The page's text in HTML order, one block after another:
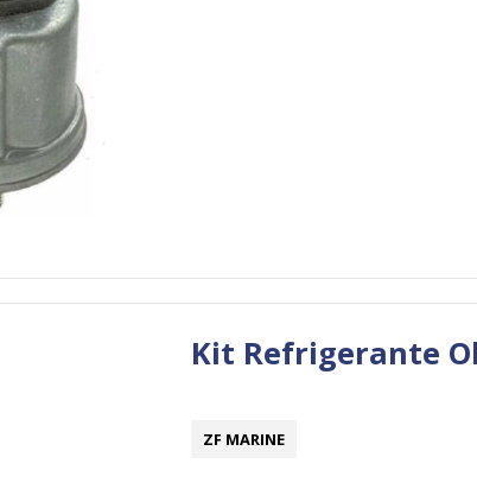
ZF MARINE
Kit Refrigerante